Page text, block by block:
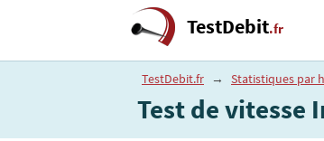
TestDebit.fr
TestDebit.fr → Statistiques par
Test de vitesse